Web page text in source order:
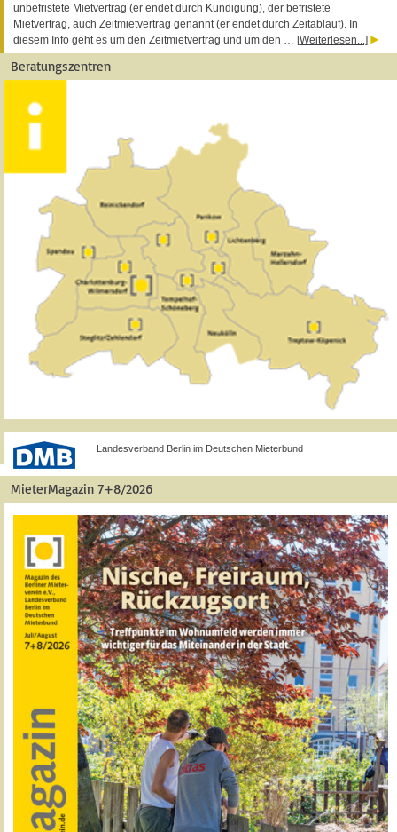
unbefristete Mietvertrag (er endet durch Kündigung), der befristete
Mietvertrag, auch Zeitmietvertrag genannt (er endet durch Zeitablauf). In
diesem Info geht es um den Zeitmietvertrag und um den … [Weiterlesen...]
Beratungszentren
Landesverband Berlin im Deutschen Mieterbund
MieterMagazin 7+8/2026